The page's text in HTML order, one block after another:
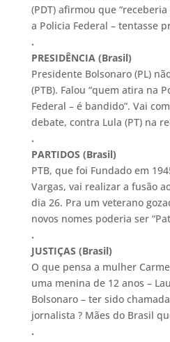
(PDT) afirmou que
a Policia Federal – tentasse
.
PRESIDÊNCIA (Brasil)
Presidente Bolsonaro (PL)
(PTB). Falou “quem atira na
Federal – é bandido”. Vai
debate, contra Lula (PT) na
.
PARTIDOS (Brasil)
PTB, que foi Fundado em
Vargas, vai realizar a fusão
dia 26. Pra um veterano
novos nomes poderia ser
.
JUSTIÇAS (Brasil)
O que pensa a mulher
uma menina de 12 anos –
Bolsonaro – ter sido
jornalista ? Mães do Brasil
.